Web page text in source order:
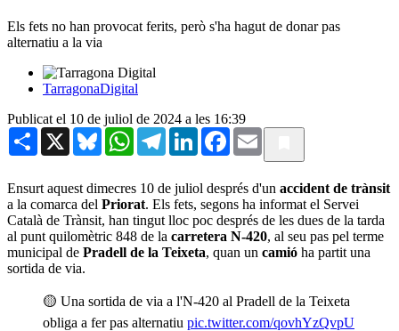
Els fets no han provocat ferits, però s'ha hagut de donar pas
alternatiu a la via
TarragonaDigital
Publicat el 10 de juliol de 2024 a les 16:39
Share X BlueskyWhatsAppTelegramLinkedInFacebook
Email
Ensurt aquest dimecres 10 de juliol després d'un accident de trànsit
a la comarca del Priorat. Els fets, segons ha informat el Servei
Català de Trànsit, han tingut lloc poc després de les dues de la tarda
al punt quilomètric 848 de la carretera N-420, al seu pas pel terme
municipal de Pradell de la Teixeta, quan un camió ha partit una
sortida de via.
🟡 Una sortida de via a l'N-420 al Pradell de la Teixeta
obliga a fer pas alternatiu pic.twitter.com/qovhYzQvpU